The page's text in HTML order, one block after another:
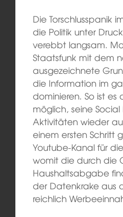
Die Torschlusspanik
die Politik unter
verebbt langsam.
Staatsfunk mit dem
ausgezeichnete
die Information im
dominieren. So ist es
möglich, seine
Aktivitäten wieder
einem ersten Schritt
Youtube-Kanal für
womit die durch die
Haushaltsabgabe
der Datenkrake aus
reichlich